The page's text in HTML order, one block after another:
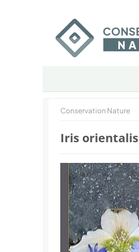
Conservation Nature
Iris orientalis